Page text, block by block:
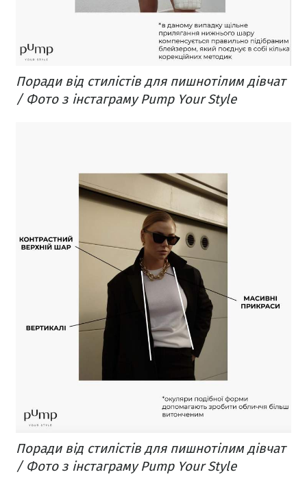
Поради від стилістів для пишнотілим дівчат
/ Фото з інстаграму Pump Your Style
Поради від стилістів для пишнотілим дівчат
/ Фото з інстаграму Pump Your Style